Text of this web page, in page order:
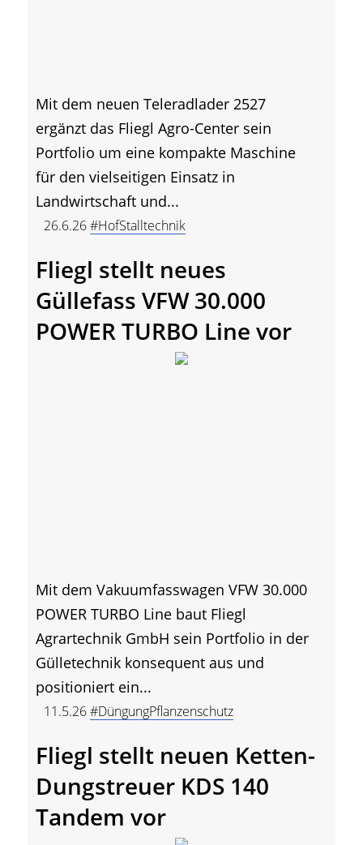
Mit dem neuen Teleradlader 2527
ergänzt das Fliegl Agro-Center sein
Portfolio um eine kompakte Maschine
für den vielseitigen Einsatz in
Landwirtschaft und...
26.6.26#HofStalltechnik
Fliegl stellt neues
Güllefass VFW 30.000
POWER TURBO Line vor
Mit dem Vakuumfasswagen VFW 30.000
POWER TURBO Line baut Fliegl
Agrartechnik GmbH sein Portfolio in der
Gülletechnik konsequent aus und
positioniert ein...
11.5.26#DüngungPflanzenschutz
Fliegl stellt neuen Ketten-
Dungstreuer KDS 140
Tandem vor